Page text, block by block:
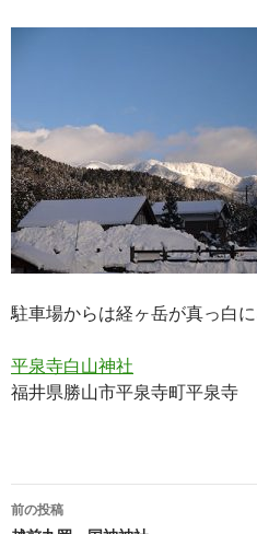
駐車場からは経ヶ岳が真っ白
平泉寺白山神社
福井県勝山市平泉寺町平泉寺
投
前の投稿